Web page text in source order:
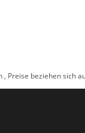
, Preise beziehen sich